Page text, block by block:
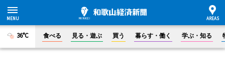
36°C 食べる 見る・遊ぶ 買う 暮らす・働く 学ぶ・知る